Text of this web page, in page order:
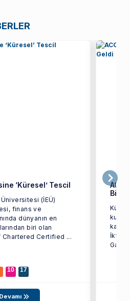
‘Küresel’ Tescil
(İEÜ)
finans ve
dünyanın en
biri olan
Certified ...
10 17
Devamı